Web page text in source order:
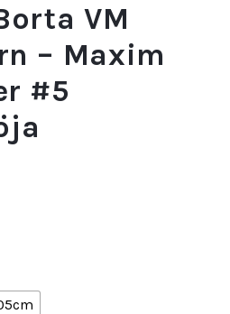
VM
– Maxim
#5